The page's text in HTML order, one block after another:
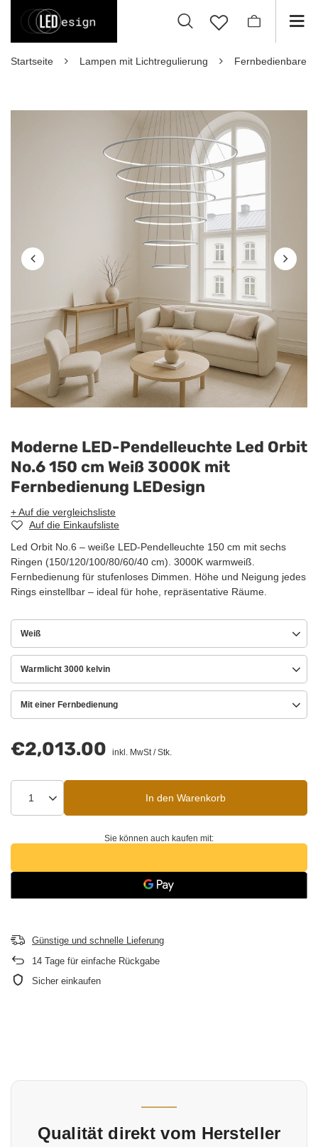
Startseite Lampen mit Lichtregulierung Fernbedienbare
Moderne LED-Pendelleuchte Led Orbit
No.6 150 cm Weiß 3000K mit
Fernbedienung LEDesign
+ Auf die vergleichsliste
Auf die Einkaufsliste
Led Orbit No.6 – weiße LED-Pendelleuchte 150 cm mit sechs
Ringen (150/120/100/80/60/40 cm). 3000K warmweiß.
Fernbedienung für stufenloses Dimmen. Höhe und Neigung jedes
Rings einstellbar – ideal für hohe, repräsentative Räume.
Weiß
Warmlicht 3000 kelvin
Mit einer Fernbedienung
€2,013.00 inkl. MwSt/Stk.
In den Warenkorb
Sie können auch kaufen mit:
Günstige und schnelle Lieferung
14 Tage für einfache Rückgabe
Sicher einkaufen
Qualität direkt vom Hersteller